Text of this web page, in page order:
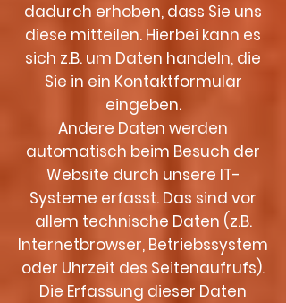
dadurch erhoben, dass Sie uns
diese mitteilen. Hierbei kann es
sich z.B. um Daten handeln, die
Sie in ein Kontaktformular
eingeben.
Andere Daten werden
automatisch beim Besuch der
Website durch unsere IT-
Systeme erfasst. Das sind vor
allem technische Daten (z.B.
Internetbrowser, Betriebssystem
oder Uhrzeit des Seitenaufrufs).
Die Erfassung dieser Daten